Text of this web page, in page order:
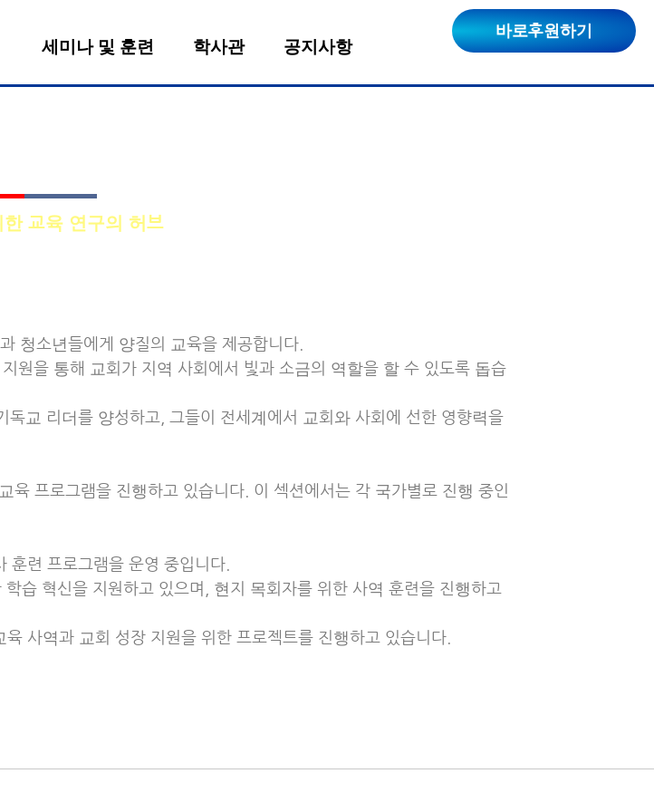
세미나 및 훈련 학사관 공지사항
바로후원하기
한 교육 연구의 허브
청소년들에게 양질의 교육을 제공합니다.
원을 통해 교회가 지역 사회에서 빛과 소금의 역할을 할 수 있도록 돕습
교 리더를 양성하고, 그들이 전세계에서 교회와 사회에 선한 영향력을
프로그램을 진행하고 있습니다. 이 섹션에서는 각 국가별로 진행 중인
련 프로그램을 운영 중입니다.
습 혁신을 지원하고 있으며, 현지 목회자를 위한 사역 훈련을 진행하고
사역과 교회 성장 지원을 위한 프로젝트를 진행하고 있습니다.